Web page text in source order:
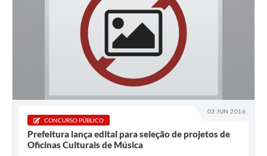
03 JUN 2016
CONCURSO PÚBLICO
Prefeitura lança edital para seleção de projetos de
Oficinas Culturais de Música